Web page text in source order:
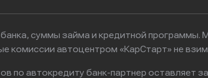
суммы займа и кредитной программы.
комиссии автоцентром «КарСтарт» не
по автокредиту банк-партнер оставляет